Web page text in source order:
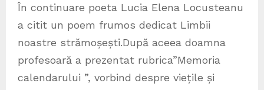
În continuare poeta Lucia Elena Locusteanu
a citit un poem frumos dedicat Limbii
noastre strămoșești.După aceea doamna
profesoară a prezentat rubrica”Memoria
calendarului ”, vorbind despre viețile și